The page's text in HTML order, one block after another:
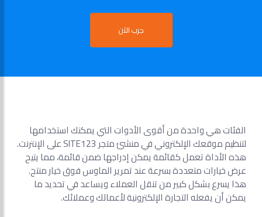
جرب الآن
الفئات هي واحدة من أقوى الأدوات التي يمكنك استخدامها
لتنظيم موقعك الإلكتروني في منشئ متجر SITE123 على الإنترنت.
هذه الأداة تعمل كقائمة يمكن إدراجها ضمن قائمة، مما يتيح
عرض خيارات متعددة بسرعة عند تمرير الماوس فوق خيار منتج.
هذا يسرع بشكل كبير من تنقل العملاء ويساعد في تحديد ما
يمكن أن يفعله التجارة الإلكترونية لأعمالك وعملائك.